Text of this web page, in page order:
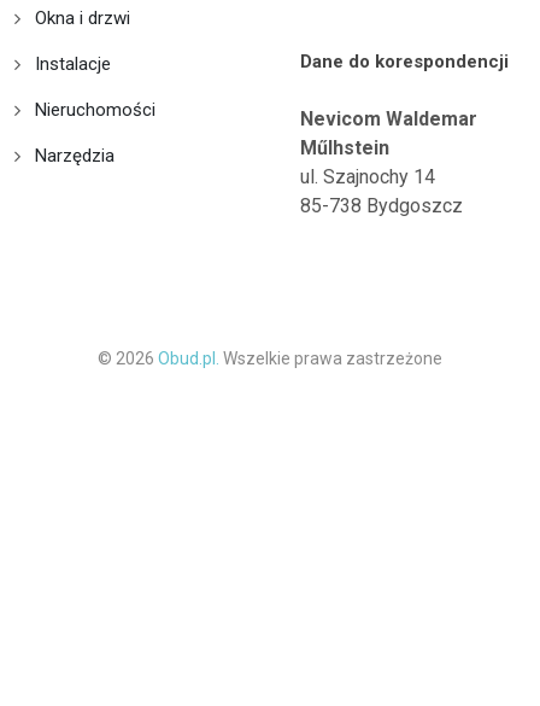
Okna i drzwi
Instalacje
Nieruchomości
Narzędzia
Dane do korespondencji
Nevicom Waldemar
Műlhstein
ul. Szajnochy 14
85-738 Bydgoszcz
© 2026 Obud.pl. Wszelkie prawa zastrzeżone